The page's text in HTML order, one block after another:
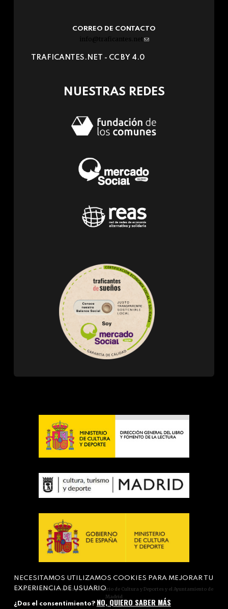
CORREO DE CONTACTO
info@traficantes.net (link
e-
TRAFICANTES.NET - CC BY 4.0
NUESTRAS REDES
Actividad subvencionada por el Ministerio de Cultura y Deportes y el Ayuntamiento de
Madrid
NECESITAMOS UTILIZAMOS COOKIES PARA MEJORAR TU
EXPERIENCIA DE USUARIO
¿Das el consentimiento? NO, QUIERO SABER MÁS